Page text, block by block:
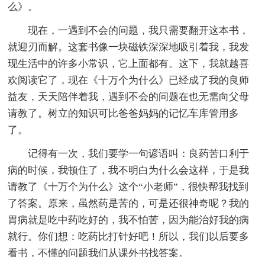
么》。
现在，一遇到不会的问题，我只需要翻开这本书，
就迎刃而解。这套书像一块磁铁深深地吸引着我，我发
现生活中的许多小常识，它上面都有。这下，我就越喜
欢阅读它了，现在《十万个为什么》已经成了我的良师
益友，天天陪伴着我，遇到不会的问题在也无需向父母
请教了。树立的知识可比爸爸妈妈的记忆车库管用多
了。
记得有一次，我们要学一句谚语叫：良药苦口利于
病的时候，我顿住了，我不明白为什么会这样，于是我
请教了《十万个为什么》这个“小老师”，很快帮我找到
了答案。原来，虽然药是苦的，可是还很神奇呢？我的
胃病就是吃中药吃好的，我不怕苦，因为能治好我的病
就行。你们想：吃药比打针好吧！所以，我们以后要多
看书，不懂的问题我们从课外书找答案。